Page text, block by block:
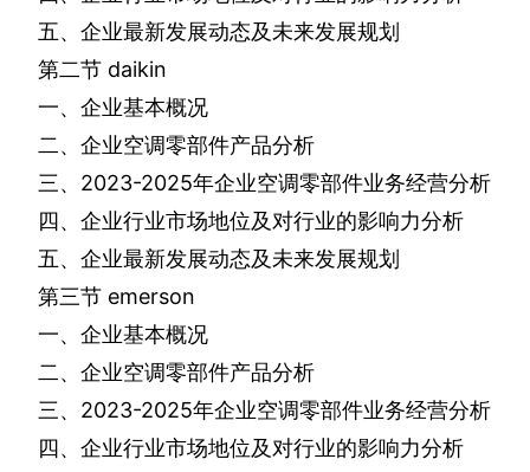
五、企业最新发展动态及未来发展规划
第二节 daikin
一、企业基本概况
二、企业空调零部件产品分析
三、 2023-2025年企业空调零部件业务经营分析
四、企业行业市场地位及对行业的影响力分析
五、企业最新发展动态及未来发展规划
第三节 emerson
一、企业基本概况
二、企业空调零部件产品分析
三、 2023-2025年企业空调零部件业务经营分析
四、企业行业市场地位及对行业的影响力分析